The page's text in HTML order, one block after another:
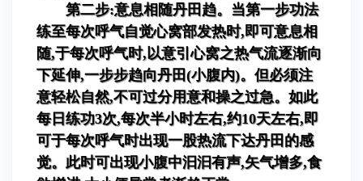
第二步:意息相随丹田趋。当第一步功法
练至每次呼气自觉心窝部发热时,即可意息相
随,于每次呼气时,以意引心窝之热气流逐渐向
下延伸,一步步趋向丹田(小腹内)。但必须注
意轻松自然,不可过分用意和操之过急。如此
每日练功3次,每次半小时左右,约10天左右,即
可于每次呼气时出现一股热流下达丹田的感
觉。此时可出现小腹中汩汩有声,矢气增多,食